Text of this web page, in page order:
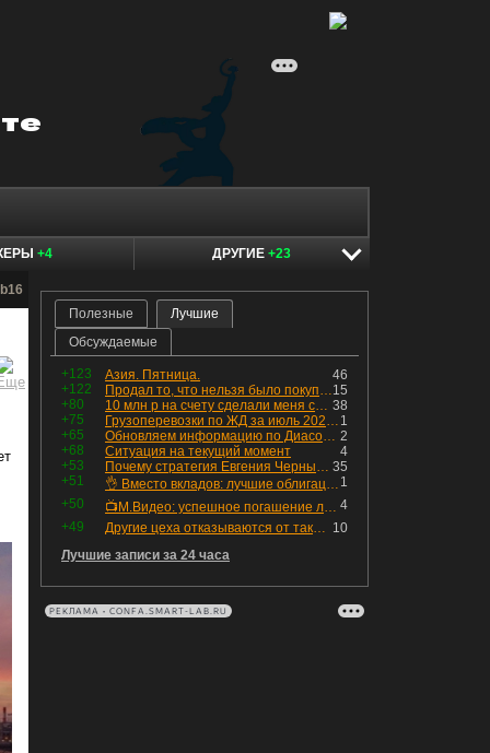
+4 ДРУГИЕ +23
Полезные
Лучшие
Обсуждаемые
+123 46
Азия. Пятница.
+122
15
Продал то, что нельзя было покупать. Изменения в портфеле
+80
38
10 млн р на счету сделали меня счастливым? Ожидание vs Реальность!
+75
1
Грузоперевозки по ЖД за июль 2026 г. — четвёртый месяц подряд роста, чёрные металлы на уровне прошлого года, а каменный уголь в плюсе.
+65
2
Обновляем информацию по Диасофту: дивиденды и выкуп
+68
4
Ситуация на текущий момент
+53
35
Почему стратегия Евгения Черных приведет вас к убыткам в 2026 году
+51
1
👌 Вместо вкладов: лучшие облигации — только супер надёжные
+50
4
📺М.Видео: успешное погашение любимого флоатера
+49
10
Другие цеха отказываются от таких деталей — а мы построили на них производство с оборотом 70 млн
Лучшие записи за 24 часа
РЕКЛАМА • CONFA.SMART-LAB.RU